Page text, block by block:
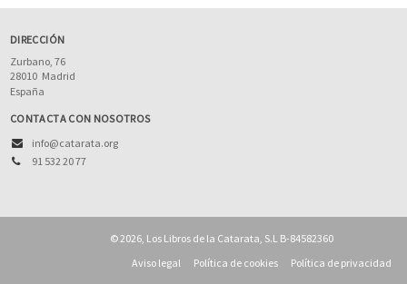
DIRECCIÓN
Zurbano, 76
28010 Madrid
España
CONTACTA CON NOSOTROS
info@catarata.org
91 532 20 77
© 2026, Los Libros de la Catarata, S.L B-84582360
Aviso legal
Política de cookies Política de privacidad